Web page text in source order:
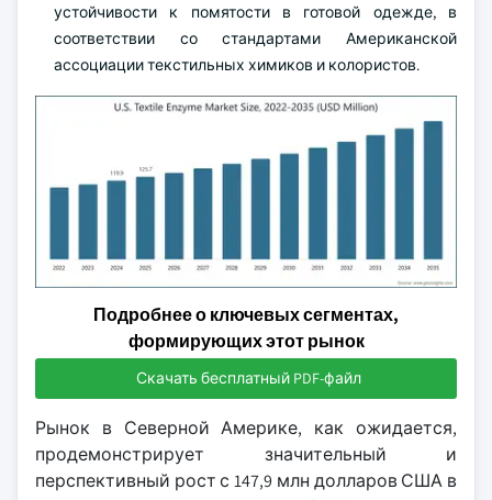
устойчивости к помятости в готовой одежде, в
соответствии со стандартами Американской
ассоциации текстильных химиков и колористов.
Подробнее о ключевых сегментах,
формирующих этот рынок
Скачать бесплатный PDF-файл
Рынок в Северной Америке, как ожидается,
продемонстрирует значительный и
перспективный рост с 147,9 млн долларов США в